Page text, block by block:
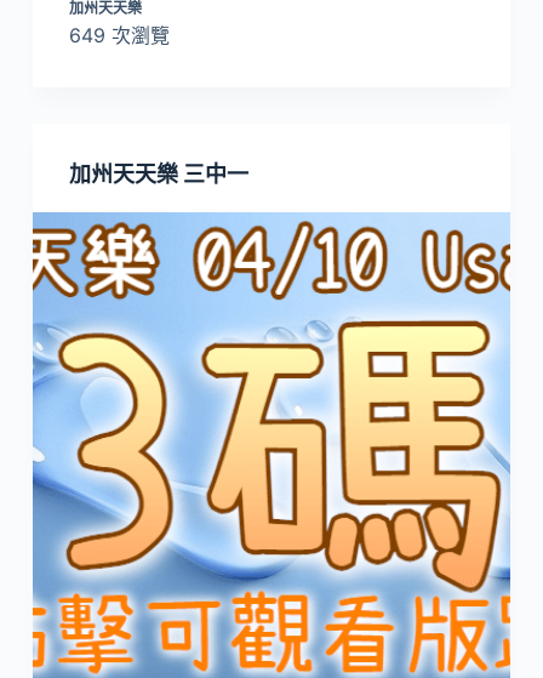
加州天天樂
649 次瀏覽
加州天天樂 三中一